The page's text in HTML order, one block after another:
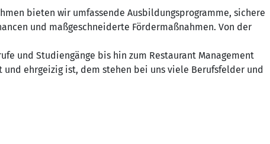
bieten wir umfassende Ausbildungsprogramme, sichere
und maßgeschneiderte Fördermaßnahmen. Von der
und Studiengänge bis hin zum Restaurant Management
ehrgeizig ist, dem stehen bei uns viele Berufsfelder und